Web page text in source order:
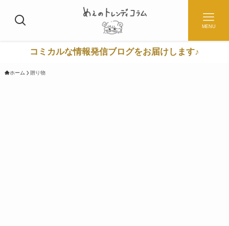
MENU
コミカルな情報発信ブログをお届けします♪
ホーム 贈り物